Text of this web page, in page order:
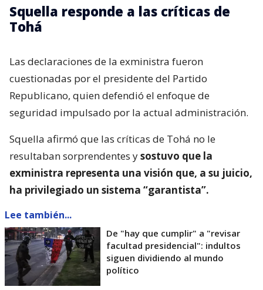
Squella responde a las críticas de
Tohá
Las declaraciones de la exministra fueron
cuestionadas por el presidente del Partido
Republicano, quien defendió el enfoque de
seguridad impulsado por la actual administración.
Squella afirmó que las críticas de Tohá no le
resultaban sorprendentes ysostuvo que la
exministra representa una visión que, a su juicio,
ha privilegiado un sistema “garantista”.
Lee también...
De "hay que cumplir" a "revisar
facultad presidencial": indultos
siguen dividiendo al mundo
político